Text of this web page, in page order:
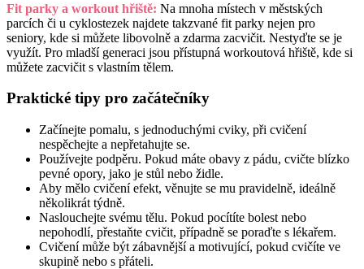
Fit parky a workout hřiště: Na mnoha místech v městských
parcích či u cyklostezek najdete takzvané fit parky nejen pro
seniory, kde si můžete libovolně a zdarma zacvičit. Nestyďte se je
využít. Pro mladší generaci jsou přístupná workoutová hřiště, kde si
můžete zacvičit s vlastním tělem.
Praktické tipy pro začátečníky
Začínejte pomalu, s jednoduchými cviky, při cvičení
nespěchejte a nepřetahujte se.
Používejte podpěru. Pokud máte obavy z pádu, cvičte blízko
pevné opory, jako je stůl nebo židle.
Aby mělo cvičení efekt, věnujte se mu pravidelně, ideálně
několikrát týdně.
Naslouchejte svému tělu. Pokud pocítíte bolest nebo
nepohodlí, přestaňte cvičit, případně se poraďte s lékařem.
Cvičení může být zábavnější a motivující, pokud cvičíte ve
skupině nebo s přáteli.